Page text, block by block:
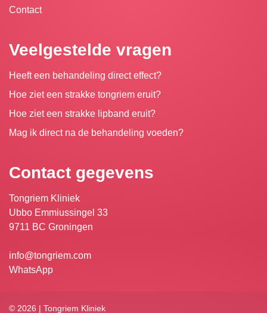
Contact
Veelgestelde vragen
Heeft een behandeling direct effect?
Hoe ziet een strakke tongriem eruit?
Hoe ziet een strakke lipband eruit?
Mag ik direct na de behandeling voeden?
Contact gegevens
Tongriem Kliniek
Ubbo Emmiussingel 33
9711 BC Groningen
info@tongriem.com
WhatsApp
© 2026 | Tongriem Kliniek